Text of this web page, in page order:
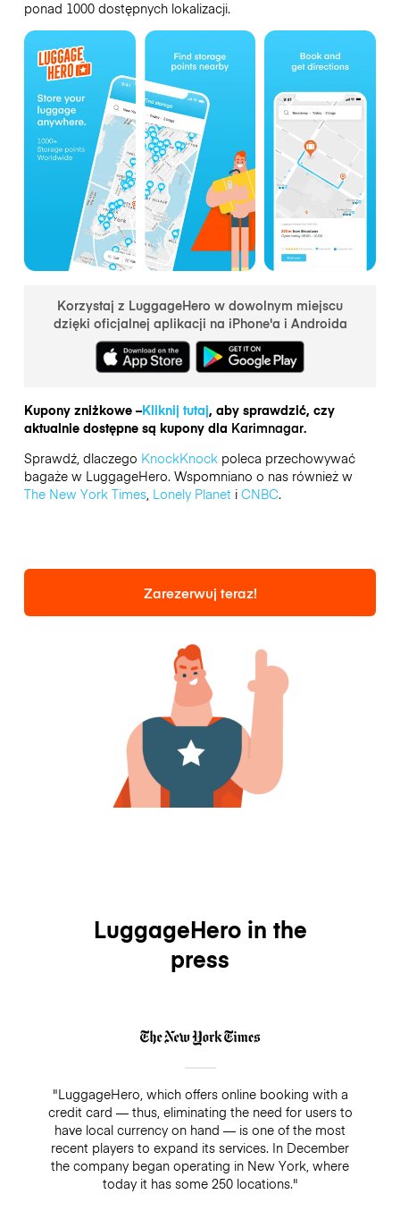
ponad 1000 dostępnych lokalizacji.
Korzystaj z LuggageHero w dowolnym miejscu
dzięki oficjalnej aplikacji na iPhone'a i Androida
Kupony zniżkowe –Kliknij tutaj, aby sprawdzić, czy
aktualnie dostępne są kupony dla Karimnagar.
Sprawdź, dlaczego KnockKnockpoleca przechowywać
bagaże w LuggageHero. Wspomniano o nas również w
The New York Times, Lonely Planeti CNBC.
Zarezerwuj teraz!
LuggageHero in the
press
"LuggageHero, which offers online booking with a
credit card — thus, eliminating the need for users to
have local currency on hand — is one of the most
recent players to expand its services. In December
the company began operating in New York, where
today it has some 250 locations."